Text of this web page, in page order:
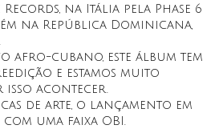
na Itália pela Phase 6
na República Dominicana,
cubano, este álbum tem
e estamos muito
isso acontecer.
de arte, o lançamento em
uma faixa OBI.